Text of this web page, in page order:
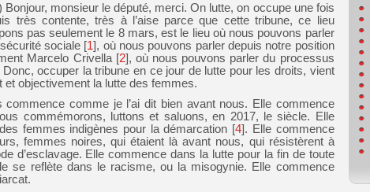
Bonjour, monsieur le député, merci. On lutte, on occupe une fois
très contente, très à l’aise parce que cette tribune, ce lieu
pas seulement le 8 mars, est le lieu où nous pouvons parler
sociale[1], où nous pouvons parler depuis notre position
Marcelo Crivella[2], où nous pouvons parler du processus
Donc, occuper la tribune en ce jour de lutte pour les droits, vient
et objectivement la lutte des femmes.
commence comme je l’ai dit bien avant nous. Elle commence
commémorons, luttons et saluons, en 2017, le siècle. Elle
femmes indigènes pour la démarcation [4]. Elle commence
femmes noires, qui étaient là avant nous, qui résistèrent à
d’esclavage. Elle commence dans la lutte pour la fin de toute
se reflète dans le racisme, ou la misogynie. Elle commence